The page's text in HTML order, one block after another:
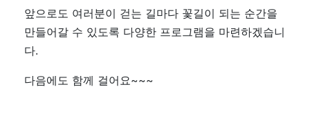
앞으로도 여러분이 걷는 길마다 꽃길이 되는 순간을
만들어갈 수 있도록 다양한 프로그램을 마련하겠습니
다.
다음에도 함께 걸어요~~~